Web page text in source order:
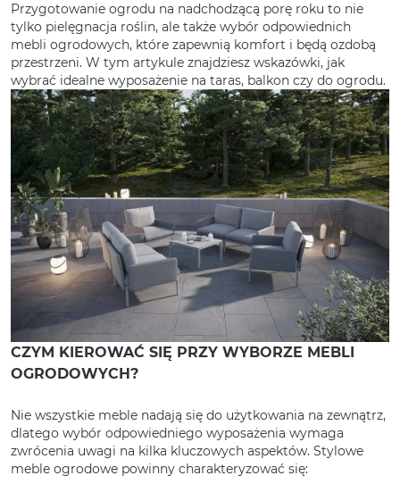
Przygotowanie ogrodu na nadchodzącą porę roku to nie
tylko pielęgnacja roślin, ale także wybór odpowiednich
mebli ogrodowych, które zapewnią komfort i będą ozdobą
przestrzeni. W tym artykule znajdziesz wskazówki, jak
wybrać idealne wyposażenie na taras, balkon czy do ogrodu.
CZYM KIEROWAĆ SIĘ PRZY WYBORZE MEBLI
OGRODOWYCH?
Nie wszystkie meble nadają się do użytkowania na zewnątrz,
dlatego wybór odpowiedniego wyposażenia wymaga
zwrócenia uwagi na kilka kluczowych aspektów. Stylowe
meble ogrodowe powinny charakteryzować się: